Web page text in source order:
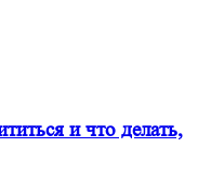
и что делать,